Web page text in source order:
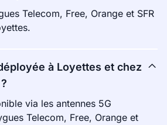
Telecom, Free, Orange et SFR
à Loyettes et chez
via les antennes 5G
Telecom, Free, Orange et